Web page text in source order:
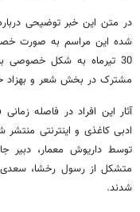
در متن این خبر توضیحی
شده این مراسم به صورت
30 تیرماه به شکل خصوصی
مشترک در بخش شعر و بهزاد
ادبی کاغذی و اینترنتی منتشر
توسط داریوش معمار، دبیر
متشکل از رسول رخشا، سعدی
شدند.